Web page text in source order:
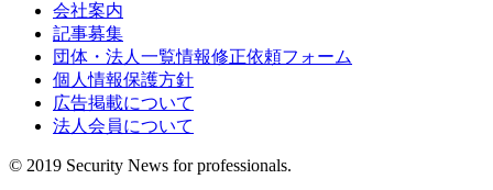
会社案内
記事募集
団体・法人一覧情報修正依頼フォーム
個人情報保護方針
広告掲載について
法人会員について
© 2019 Security News for professionals.